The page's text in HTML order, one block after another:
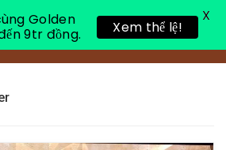
Toggle
Golden
9tr đồng.
Xem thể lệ!
X